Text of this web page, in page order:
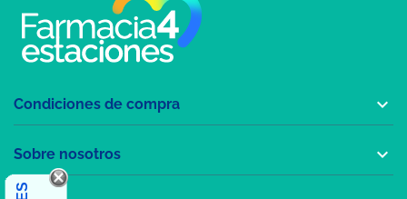
Condiciones de compra 
Sobre nosotros 